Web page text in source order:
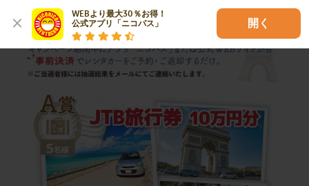
WEBより最大30％お得！
公式アプリ「ニコパス」
開く